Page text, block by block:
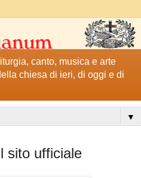
canto, musica e arte
chiesa di ieri, di oggi e di
▼
sito ufficiale